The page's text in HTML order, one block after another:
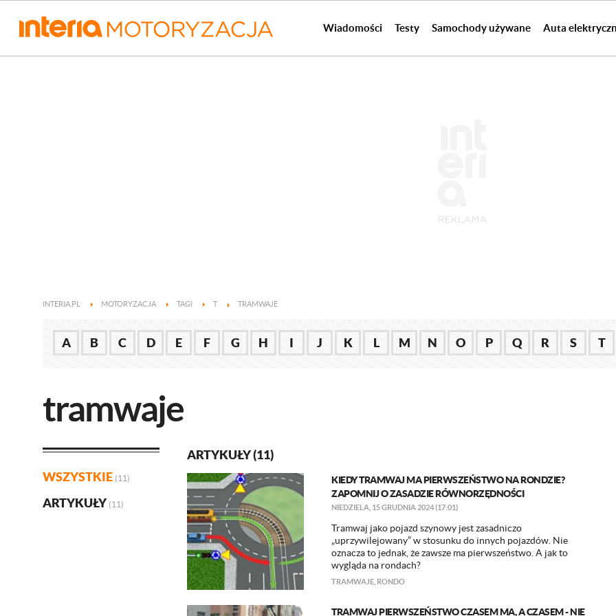
Wiadomości Testy Samochody używane Auta
INTERIA.PL MOTORYZACJA TAGI T TRAMWAJE
A B C D E F G H I J K L M N O P Q R S T
tramwaje
WSZYSTKIE (11)
ARTYKUŁY (11)
ARTYKUŁY (11)
KIEDY TRAMWAJ MA PIERWSZEŃSTWO NA RONDZIE?
ZAPOMNIJ O ZASADZIE RÓWNORZĘDNOŚCI
NIEDZIELA, 15 GRUDNIA 2024 (17:01)
Tramwaj jako pojazd szynowy jest zasadniczo
„uprzywilejowany” w stosunku do innych pojazdów. Nie
oznacza to jednak, że zawsze ma pierwszeństwo. A jak to
wygląda na rondach?
TRAMWAJE RONDO
TRAMWAJ PIERWSZEŃSTWO CZASEM MA, A CZASEM - NIE